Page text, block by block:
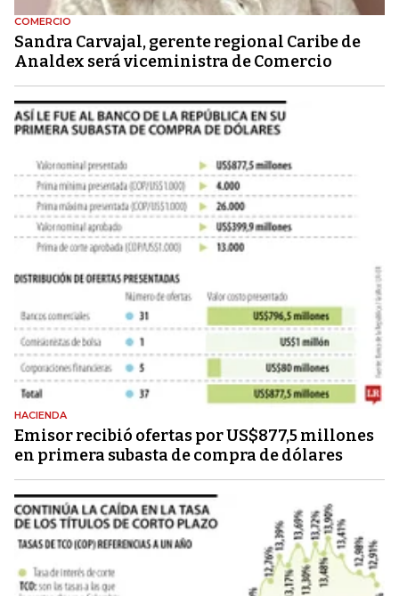
COMERCIO
Sandra Carvajal, gerente regional Caribe de
Analdex será viceministra de Comercio
HACIENDA
Emisor recibió ofertas por US$877,5 millones
en primera subasta de compra de dólares